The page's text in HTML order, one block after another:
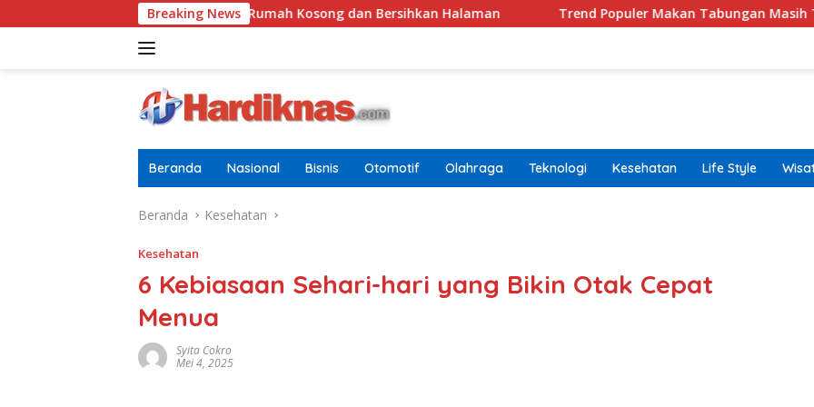
ke
Breaking News
Tugasnya Jaga Rumah Kosong dan Bersihkan Halaman Trend Populer Makan Tabungan Masih Terjadi?
Beranda Nasional Bisnis Otomotif Olahraga Teknologi Kesehatan Life Style
Beranda Kesehatan
Kesehatan
6 Kebiasaan Sehari-hari yang Bikin Otak Cepat
Menua
Syita Cokro
Mei 4, 2025